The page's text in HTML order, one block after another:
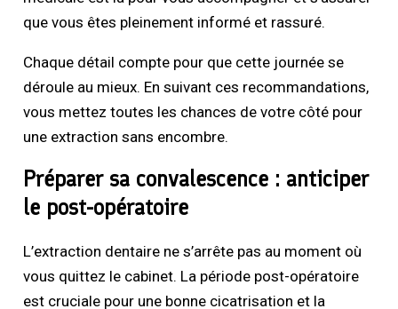
que vous êtes pleinement informé et rassuré.
Chaque détail compte pour que cette journée se
déroule au mieux. En suivant ces recommandations,
vous mettez toutes les chances de votre côté pour
une extraction sans encombre.
Préparer sa convalescence : anticiper
le post-opératoire
L’extraction dentaire ne s’arrête pas au moment où
vous quittez le cabinet. La période post-opératoire
est cruciale pour une bonne cicatrisation et la